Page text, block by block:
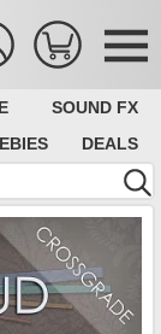
SOUND FX
DEALS